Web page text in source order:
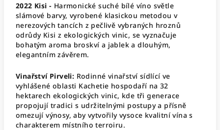
2022 Kisi - Harmonické suché bílé víno světle
slámové barvy, vyrobené klasickou metodou v
nerezových tancích z pečlivě vybraných hroznů
odrůdy Kisi z ekologických vinic, se vyznačuje
bohatým aroma broskví a jablek a dlouhým,
elegantním závěrem.
Vinařství Pirveli: Rodinné vinařství sídlící ve
vyhlášené oblasti Kachetie hospodaří na 32
hektarech ekologických vinic, kde tři generace
propojují tradici s udržitelnými postupy a přísně
omezují výnosy, aby vytvořily vysoce kvalitní vína s
charakterem místního terroiru.